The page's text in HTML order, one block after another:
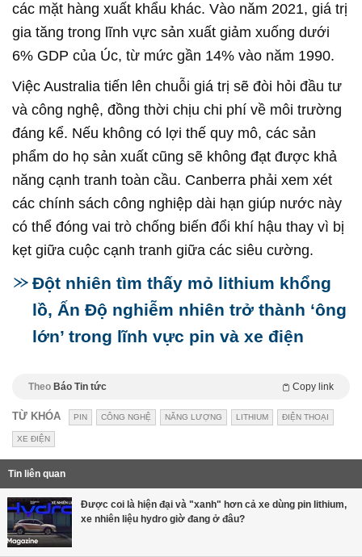
các mặt hàng xuất khẩu khác. Vào năm 2021, giá trị
gia tăng trong lĩnh vực sản xuất giảm xuống dưới
6% GDP của Úc, từ mức gần 14% vào năm 1990.
Việc Australia tiến lên chuỗi giá trị sẽ đòi hỏi đầu tư
và công nghệ, đồng thời chịu chi phí về môi trường
đáng kể. Nếu không có lợi thế quy mô, các sản
phẩm do họ sản xuất cũng sẽ không đạt được khả
năng cạnh tranh toàn cầu. Canberra phải xem xét
các chính sách công nghiệp dài hạn giúp nước này
có thể đóng vai trò chống biến đổi khí hậu thay vì bị
kẹt giữa cuộc cạnh tranh giữa các siêu cường.
Đột nhiên tìm thấy mỏ lithium khổng
lồ, Ấn Độ nghiễm nhiên trở thành ‘ông
lớn’ trong lĩnh vực pin và xe điện
Theo Báo Tin tức Copy link
TỪ KHÓA PIN CÔNG NGHỆ NĂNG LƯỢNG LITHIUM ĐIỆN THOẠI
XE ĐIỆN
Tin liên quan
Được coi là hiện đại và "xanh" hơn cả xe dùng pin lithium,
xe nhiên liệu hydro giờ đang ở đâu?